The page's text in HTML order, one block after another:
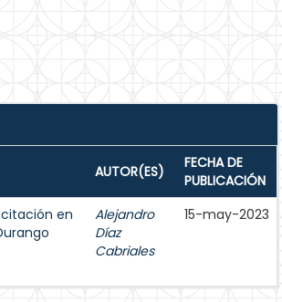
AUTOR(ES)
FECHA DE
PUBLICACIÓN
en
Alejandro
Díaz
Cabriales
15-may-2023